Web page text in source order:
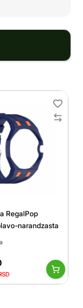
RegalPop
narandzasta